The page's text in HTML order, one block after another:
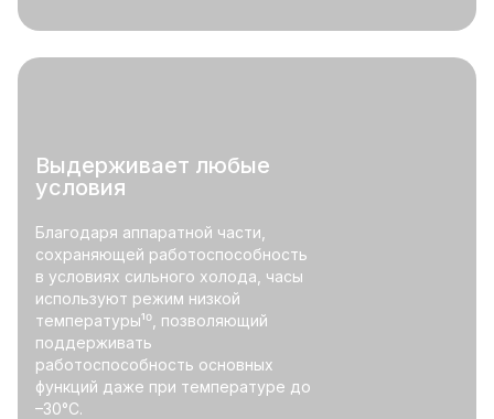
Выдерживает любые
условия
Благодаря аппаратной части,
сохраняющей работоспособность
в условиях сильного холода, часы
используют режим низкой
температуры¹⁰, позволяющий
поддерживать
работоспособность основных
функций даже при температуре до
–30°C.